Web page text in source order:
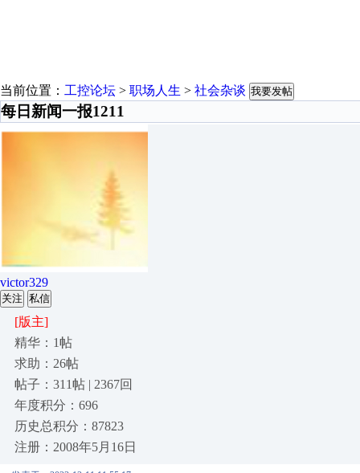
当前位置： 工控论坛 > 职场人生 > 社会杂谈 我要发帖
每日新闻一报1211
victor329
关注 私信
[版主]
精华：1帖
求助：26帖
帖子：311帖 | 2367回
年度积分：696
历史总积分：87823
注册：2008年5月16日